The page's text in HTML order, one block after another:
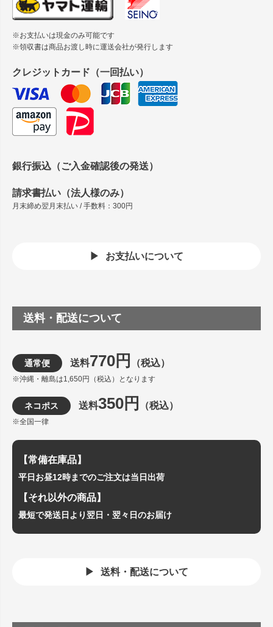
※お支払いは現金のみ可能です
※領収書は商品お渡し時に運送会社が発行します
クレジットカード（一回払い）
銀行振込（ご入金確認後の発送）
請求書払い（法人様のみ）
月末締め翌月末払い / 手数料：300円
お支払いについて
送料・配送について
通常便 送料770円 （税込）
※沖縄・離島は1,650円（税込）となります
ネコポス 送料350円 （税込）
※全国一律
【常備在庫品】
平日お昼12時までのご注文は当日出荷
【それ以外の商品】
最短で発送日より翌日・翌々日のお届け
送料・配送について